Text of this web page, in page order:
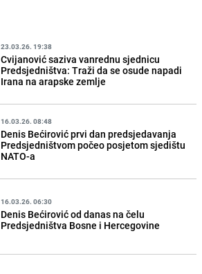
23.03.26. 19:38
Cvijanović saziva vanrednu sjednicu
Predsjedništva: Traži da se osude napadi
Irana na arapske zemlje
16.03.26. 08:48
Denis Bećirović prvi dan predsjedavanja
Predsjedništvom počeo posjetom sjedištu
NATO-a
16.03.26. 06:30
Denis Bećirović od danas na čelu
Predsjedništva Bosne i Hercegovine